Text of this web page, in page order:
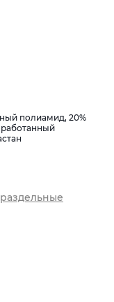
полиамид, 20%